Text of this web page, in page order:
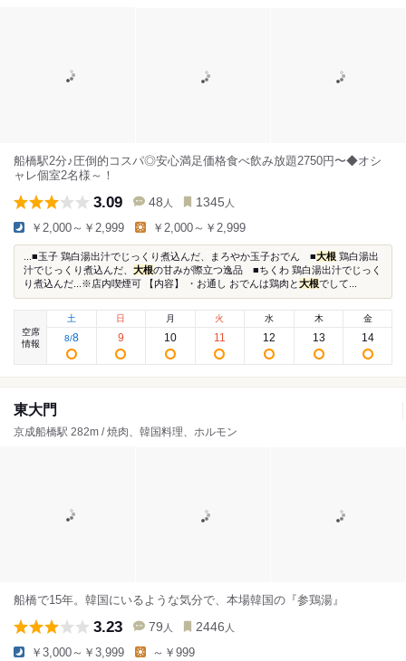
船橋駅2分♪圧倒的コスパ◎安心満足価格食べ飲み放題2750円〜◆オシ
ャレ個室2名様～！
3.09 48 人 1345 人
￥2,000～￥2,999 ￥2,000～￥2,999
...■玉子 鶏白湯出汁でじっくり煮込んだ、まろやか玉子おでん ■大根 鶏白湯出
汁でじっくり煮込んだ、 大根の甘みが際立つ逸品 ■ちくわ 鶏白湯出汁でじっく
り煮込んだ...※店内喫煙可 【内容】 ・お通し おでんは鶏肉と大根でして...
空席
情報
土
8/8
日
9
月
10
火
11
水
12
木
13
金
14
東大門
京成船橋駅 282m / 焼肉、韓国料理、ホルモン
船橋で15年。韓国にいるような気分で、本場韓国の『参鶏湯』
3.23 79 人 2446 人
￥3,000～￥3,999 ～￥999